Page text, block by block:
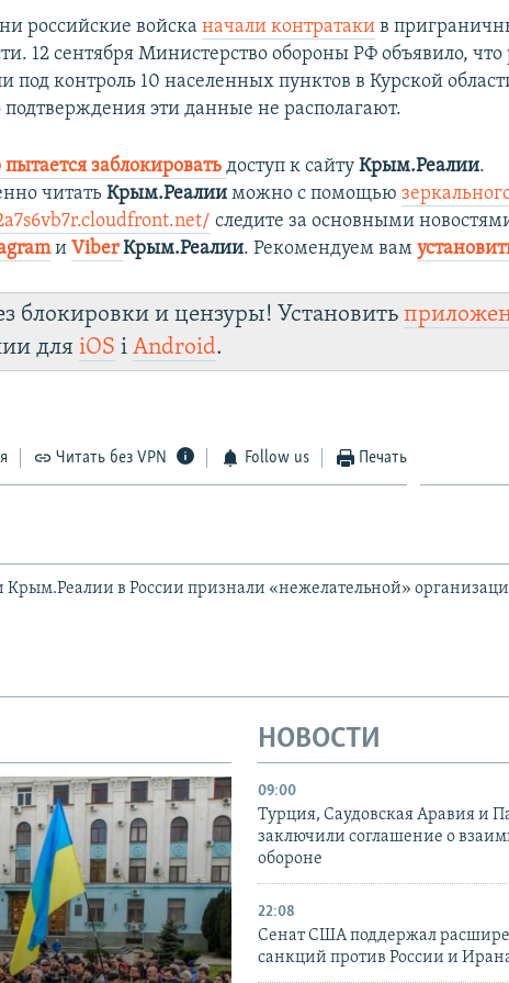
российские войсканачали контратаки в
12 сентября Министерство обороны РФ объявило, что
под контроль 10 населенных пунктов в Курской
подтверждения эти данные не располагают.
заблокировать доступ к сайтуКрым.Реалии.
читатьКрым.Реалии можно с помощью
следите за основными
иViber Крым.Реалии. Рекомендуем вам
блокировки и цензуры! Установить
дляiOS іAndroid.
Читать без VPN Follow us Печать
Крым.Реалии в России признали «нежелательной»
НОВОСТИ
09:00
Турция, Саудовская Аравия и
заключили соглашение о
обороне
22:08
Сенат США поддержал
санкций против России и